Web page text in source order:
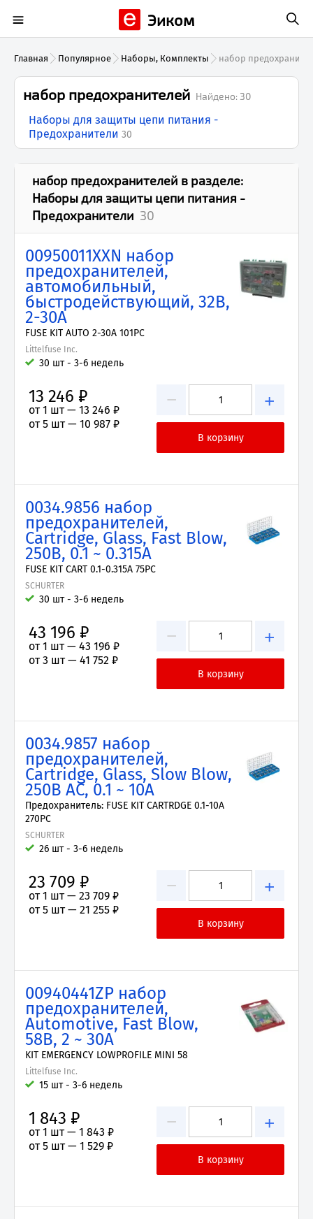
Эиком
Главная Популярное Наборы, Комплекты набор
набор предохранителей Найдено: 30
Наборы для защиты цепи питания -
Предохранители 30
набор предохранителей в разделе:
Наборы для защиты цепи питания -
Предохранители 30
00950011XXN набор
предохранителей,
автомобильный,
быстродействующий, 32В,
2-30А
FUSE KIT AUTO 2-30A 101PC
Littelfuse Inc.
30 шт - 3-6 недель
− +
13 246 ₽
от 1 шт — 13 246 ₽
от 5 шт — 10 987 ₽
0034.9856 набор
предохранителей,
Cartridge, Glass, Fast Blow,
250В, 0.1 ~ 0.315А
FUSE KIT CART 0.1-0.315A 75PC
SCHURTER
30 шт - 3-6 недель
− +
43 196 ₽
от 1 шт — 43 196 ₽
от 3 шт — 41 752 ₽
0034.9857 набор
предохранителей,
Cartridge, Glass, Slow Blow,
250В AC, 0.1 ~ 10А
Предохранитель: FUSE KIT CARTRDGE 0.1-10A
270PC
SCHURTER
26 шт - 3-6 недель
− +
23 709 ₽
от 1 шт — 23 709 ₽
от 5 шт — 21 255 ₽
00940441ZP набор
предохранителей,
Automotive, Fast Blow,
58В, 2 ~ 30А
KIT EMERGENCY LOWPROFILE MINI 58
Littelfuse Inc.
15 шт - 3-6 недель
− +
1 843 ₽
от 1 шт — 1 843 ₽
от 5 шт — 1 529 ₽